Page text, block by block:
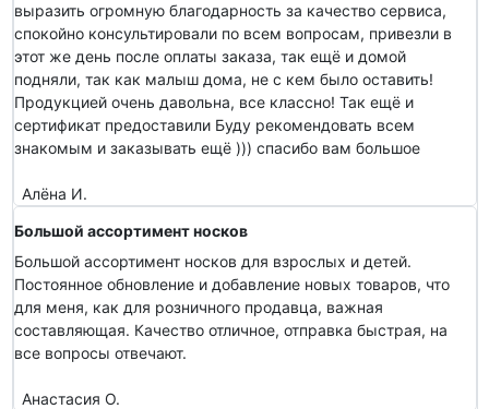
выразить огромную благодарность за качество сервиса,
спокойно консультировали по всем вопросам, привезли в
этот же день после оплаты заказа, так ещё и домой
подняли, так как малыш дома, не с кем было оставить!
Продукцией очень давольна, все классно! Так ещё и
сертификат предоставили Буду рекомендовать всем
знакомым и заказывать ещё ))) спасибо вам большое
Алёна И.
Большой ассортимент носков
Большой ассортимент носков для взрослых и детей.
Постоянное обновление и добавление новых товаров, что
для меня, как для розничного продавца, важная
составляющая. Качество отличное, отправка быстрая, на
все вопросы отвечают.
Анастасия О.